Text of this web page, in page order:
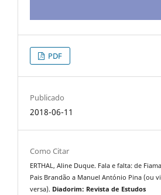
PDF
Publicado
2018-06-11
Como Citar
ERTHAL, Aline Duque. Fala e falta: de
Pais Brandão a Manuel António Pina (ou
versa). Diadorim: Revista de Estudos